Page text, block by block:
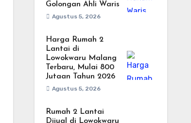
Golongan Ahli Waris
Agustus 5, 2026
Harga Rumah 2
Lantai di
Lowokwaru Malang
Terbaru, Mulai 800
Jutaan Tahun 2026
Agustus 5, 2026
Rumah 2 Lantai
Dijual di Lowokwaru